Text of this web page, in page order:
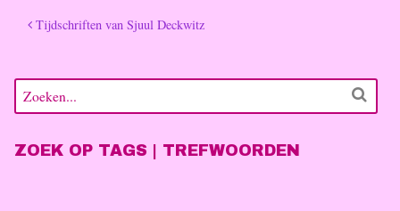
Tijdschriften van Sjuul Deckwitz
ZOEK OP TAGS | TREFWOORDEN